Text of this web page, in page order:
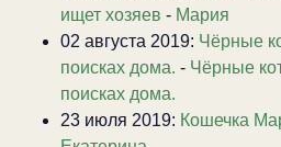
ищет хозяев - Мария
02 августа 2019: Чёрные
поисках дома. - Чёрные
поисках дома.
23 июля 2019: Кошечка